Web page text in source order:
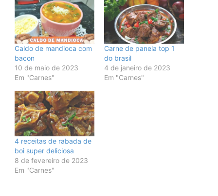
Caldo de mandioca com
bacon
10 de maio de 2023
Em "Carnes"
Carne de panela top 1
do brasil
4 de janeiro de 2023
Em "Carnes"
4 receitas de rabada de
boi super deliciosa
8 de fevereiro de 2023
Em "Carnes"